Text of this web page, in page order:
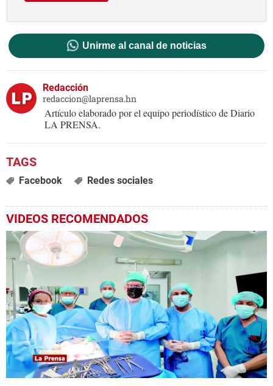
Unirme al canal de noticias
Redacción
redaccion@laprensa.hn
Artículo elaborado por el equipo periodístico de Diario
LA PRENSA.
Facebook Redes sociales
VIDEOS RECOMENDADOS